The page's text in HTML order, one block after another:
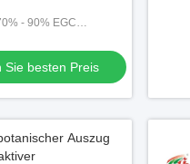
- 90% EGC
Sie besten Preis
Auszug